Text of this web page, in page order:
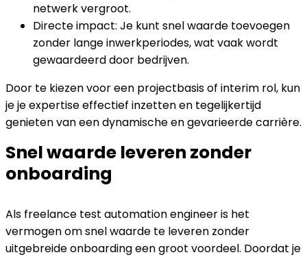
netwerk vergroot.
Directe impact: Je kunt snel waarde toevoegen
zonder lange inwerkperiodes, wat vaak wordt
gewaardeerd door bedrijven.
Door te kiezen voor een projectbasis of interim rol, kun
je je expertise effectief inzetten en tegelijkertijd
genieten van een dynamische en gevarieerde carrière.
Snel waarde leveren zonder
onboarding
Als freelance test automation engineer is het
vermogen om snel waarde te leveren zonder
uitgebreide onboarding een groot voordeel. Doordat je